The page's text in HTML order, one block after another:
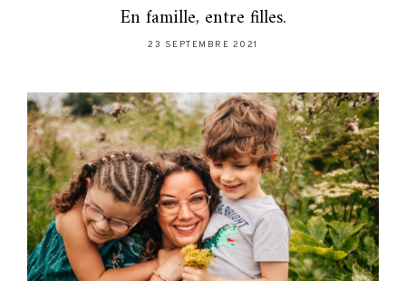
En famille, entre filles.
23 SEPTEMBRE 2021